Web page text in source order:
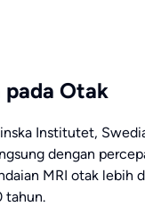
pada Otak
Institutet,
dengan
MRI otak lebih
tahun.